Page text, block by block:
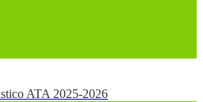
ATA 2025-2026